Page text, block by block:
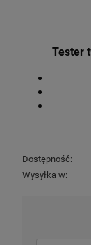
13,50
Tester
Dostępność:
Wysyłka w: